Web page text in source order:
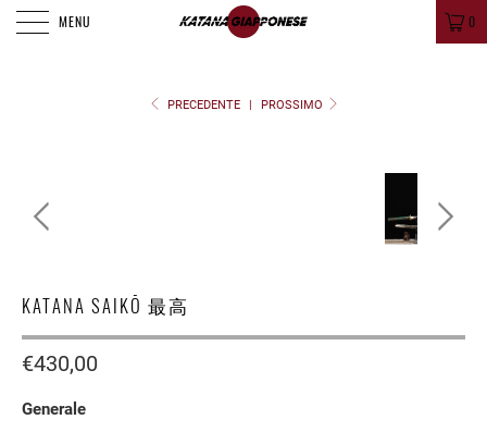
MENU 0
PRECEDENTE | PROSSIMO
KATANA SAIKŌ 最高
€430,00
Generale